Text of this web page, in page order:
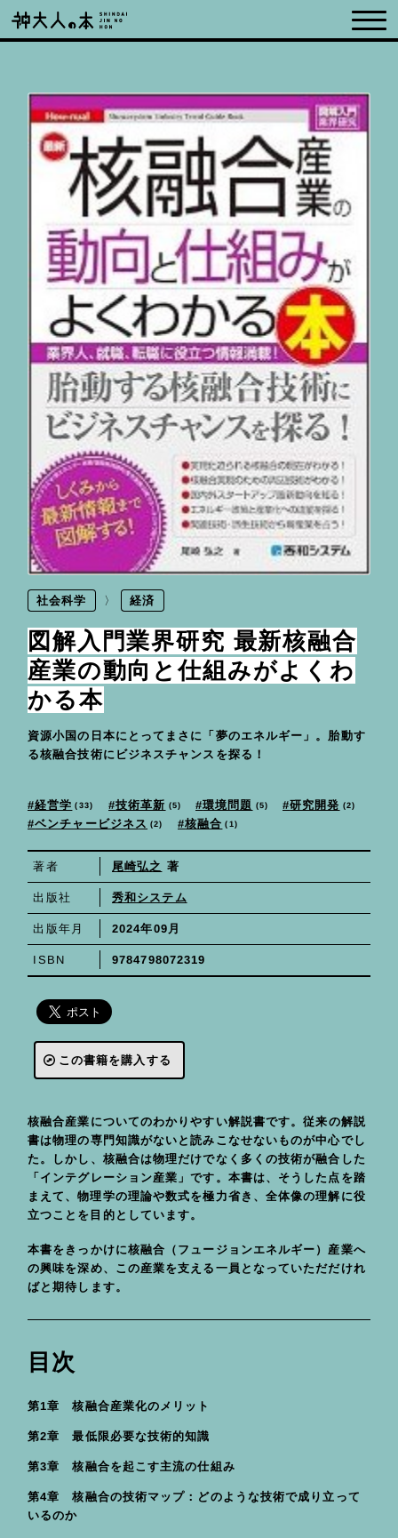
社会科学 経済
図解入門業界研究 最新核融合
産業の動向と仕組みがよくわ
かる本
資源小国の日本にとってまさに「夢のエネルギー」。胎動す
る核融合技術にビジネスチャンスを探る！
経営学 33 技術革新 5 環境問題 5 研究開発 2
ベンチャービジネス 2 核融合 1
著者 尾崎弘之 著
出版社 秀和システム
出版年月 2024年09月
ISBN 9784798072319
この書籍を購入する
核融合産業についてのわかりやすい解説書です。従来の解説
書は物理の専門知識がないと読みこなせないものが中心でし
た。しかし、核融合は物理だけでなく多くの技術が融合した
「インテグレーション産業」です。本書は、そうした点を踏
まえて、物理学の理論や数式を極力省き、全体像の理解に役
立つことを目的としています。
本書をきっかけに核融合（フュージョンエネルギー）産業へ
の興味を深め、この産業を支える一員となっていただだけれ
ばと期待します。
目次
第1章 核融合産業化のメリット
第2章 最低限必要な技術的知識
第3章 核融合を起こす主流の仕組み
第4章 核融合の技術マップ：どのような技術で成り立って
いるのか